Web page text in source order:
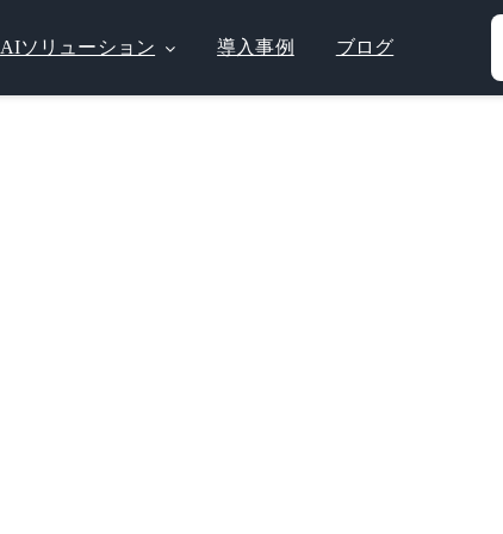
AIソリューション 導入事例 ブログ